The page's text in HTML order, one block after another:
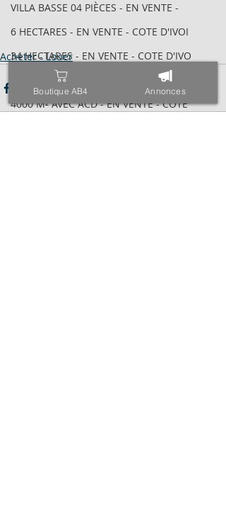
VILLA BASSE 04 PIÈCES - EN VENTE -
6 HECTARES - EN VENTE - COTE D'IVOI
34 HECTARES - EN VENTE - COTE D'IVO
1843M² AVEC CPF - EN VENTE - COTE D
4000 M² AVEC ACD - EN VENTE - COTE
Acheter - Louer
Boutique AB4 Annonces